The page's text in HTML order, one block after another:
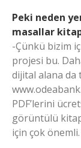
Peki neden
masallar
-Çünkü bizim
projesi bu.
dijital alana da
PDF’lerini
görüntülü
için çok önemli.